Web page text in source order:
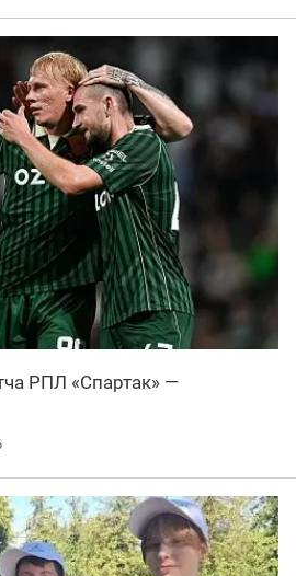
РПЛ «Спартак» —